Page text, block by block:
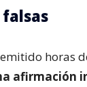
horas
afirmación